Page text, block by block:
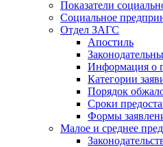
Показатели
Социальное
Отдел ЗАГС
Апостиль
Информация о
Категории
Порядок
Сроки
Формы
Малое и среднее